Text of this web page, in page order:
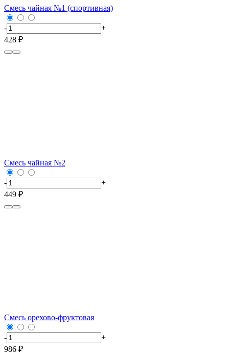
Смесь чайная №1 (спортивная)
-
+
428 ₽
Смесь чайная №2
-
+
449 ₽
Смесь орехово-фруктовая
-
+
986 ₽